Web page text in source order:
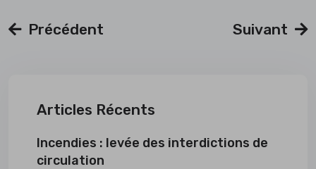
Précédent Suivant
Articles Récents
Incendies : levée des interdictions de
circulation